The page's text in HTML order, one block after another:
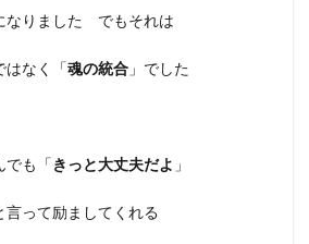
なりました でもそれは
はなく「魂の統合 」でした
でも「 きっと大丈夫だよ 」
言って励ましてくれる